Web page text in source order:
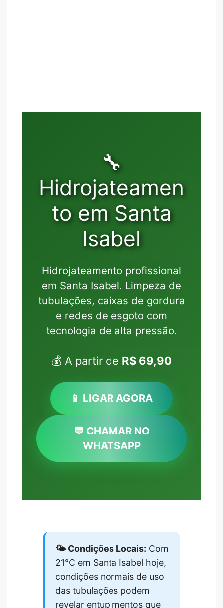
🔧
Hidrojateamen
to em Santa
Isabel
Hidrojateamento profissional
em Santa Isabel. Limpeza de
tubulações, caixas de gordura
e redes de esgoto com
tecnologia de alta pressão.
💰 A partir de R$ 69,90
📱 LIGAR AGORA
💬 CHAMAR NO
WHATSAPP
🌤️ Condições Locais: Com
21°C em Santa Isabel hoje,
condições normais de uso
das tubulações podem
revelar entupimentos que